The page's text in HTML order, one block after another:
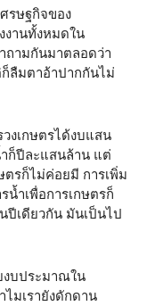
รษฐกิจของ
งานทั้งหมดใน
ถามกันมาตลอดว่า
ลืมตาอ้าปากกันไม่
งเกษตรได้งบแสน
ก็ปีละแสนล้าน แต่
ตรก็ไม่ค่อยมี การเพิ่ม
ำเพื่อการเกษตรก็
ปีเดียวกัน มันเป็นไป
งบประมาณใน
ไมเรายังดักดาน